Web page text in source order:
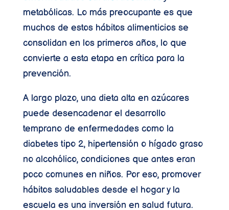
metabólicas. Lo más preocupante es que
muchos de estos hábitos alimenticios se
consolidan en los primeros años, lo que
convierte a esta etapa en crítica para la
prevención.
A largo plazo, una dieta alta en azúcares
puede desencadenar el desarrollo
temprano de enfermedades como la
diabetes tipo 2, hipertensión o hígado graso
no alcohólico, condiciones que antes eran
poco comunes en niños. Por eso, promover
hábitos saludables desde el hogar y la
escuela es una inversión en salud futura.